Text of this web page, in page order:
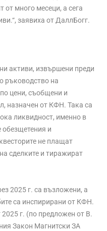
много месеци, а сега
заявиха от ДаллБогг.
активи, извършени преди
ръководство на
цени, съобщени и
назначен от КФН. Така са
ликвидност, именно в
обезщетения и
не плащат
сделките и тиражират
2025 г. са възложени, а
са инспирирани от КФН.
г. (по предложен от В.
Закон Магнитски ЗА